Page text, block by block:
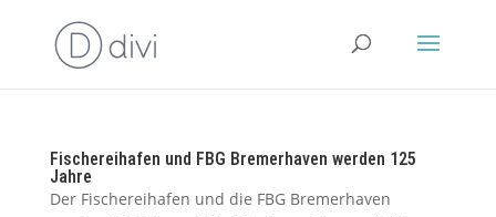
Fischereihafen und FBG Bremerhaven werden 125
Jahre
Der Fischereihafen und die FBG Bremerhaven